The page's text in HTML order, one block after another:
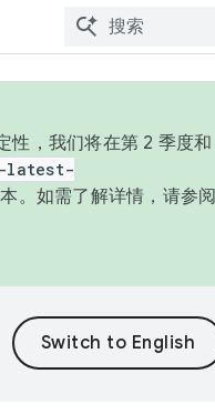
性，我们将在第 2 季度和
latest-
。如需了解详情，请参阅